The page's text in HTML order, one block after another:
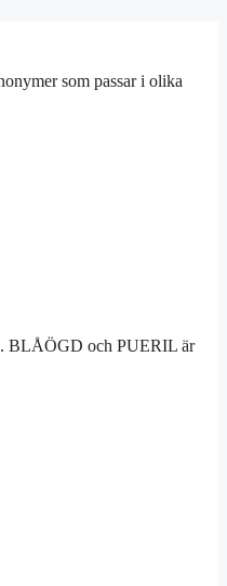
som passar i olika
BLÅÖGD och PUERIL är